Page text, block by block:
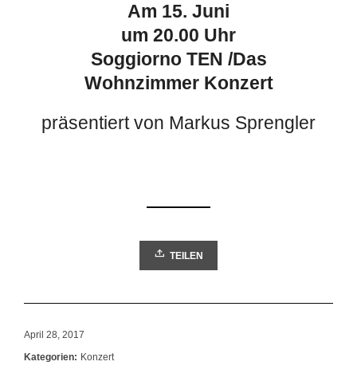
Am 15. Juni
um 20.00 Uhr
Soggiorno TEN /Das
WohnzimmerKonzert
präsentiert von Markus Sprengler
TEILEN
April 28, 2017
Kategorien: Konzert